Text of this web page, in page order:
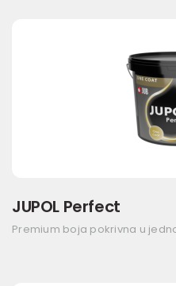
JUPOL Perfect
Premium boja pokrivna u